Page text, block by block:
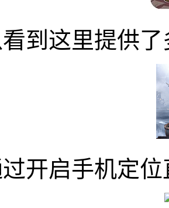
到这里提供
开启手机定